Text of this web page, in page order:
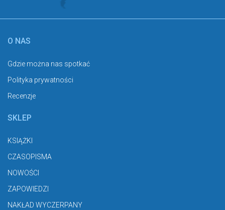
O NAS
Gdzie można nas spotkać
Polityka prywatności
Recenzje
SKLEP
KSIĄŻKI
CZASOPISMA
NOWOŚCI
ZAPOWIEDZI
NAKŁAD WYCZERPANY